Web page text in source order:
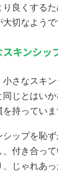
り良くする
切なようで
キンシッ
さなスキ
同じとはい
持っていま
シップを恥
、付き合っ
じゃれあ